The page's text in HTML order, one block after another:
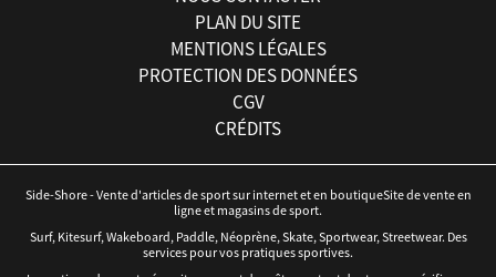
PLAN DU SITE
MENTIONS LÉGALES
PROTECTION DES DONNÉES
CGV
CRÉDITS
Side-Shore - Vente d'articles de sport sur internet et en boutiqueSite de vente en
ligne et magasins de sport.
Surf, Kitesurf, Wakeboard, Paddle, Néoprène, Skate, Sportwear, Streetwear. Des
services pour vos pratiques sportives.